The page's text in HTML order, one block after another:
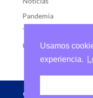
Pandemia
Transformación
Uncategorized
Copyright © 2022
Usamos
experiencia.